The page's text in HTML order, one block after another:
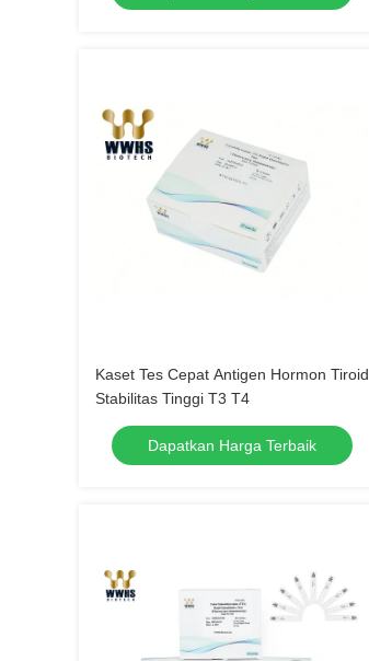
Kaset Tes Cepat Antigen Hormon Tiroid
Stabilitas Tinggi T3 T4
Dapatkan Harga Terbaik